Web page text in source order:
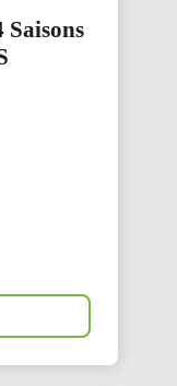
Saisons